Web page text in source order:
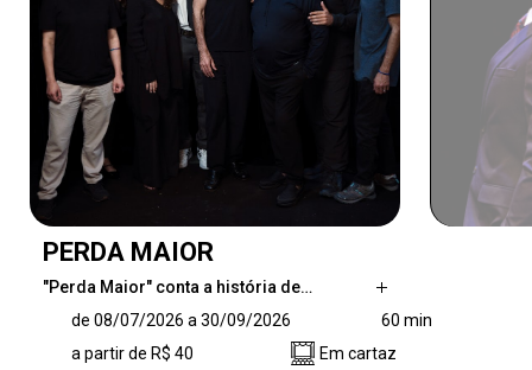
PERDA MAIOR
"Perda Maior" conta a história de…
personagens que são seduzidos pelo anúncio
de um suposto método de treinamento, que
de 08/07/2026 a 30/09/2026
60 min
a partir de R$ 40
Em cartaz